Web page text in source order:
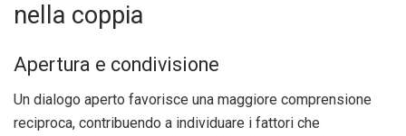
nella coppia
Apertura e condivisione
Un dialogo aperto favorisce una maggiore comprensione
reciproca, contribuendo a individuare i fattori che